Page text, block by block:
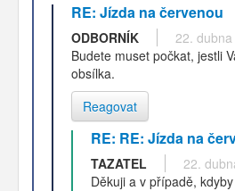
RE: Jízda na červenou
ODBORNÍK
22.
Budete muset počkat, jestli
obsílka.
Reagovat
RE: RE: Jízda na
TAZATEL
22.
Děkuji a v případě,